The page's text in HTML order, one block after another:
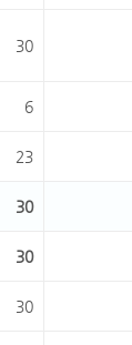
30
6
23
30
30
30